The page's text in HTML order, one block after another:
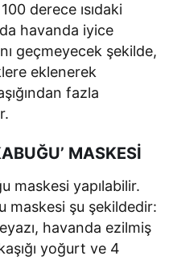
derece ısıdaki
havanda iyice
geçmeyecek şekilde,
eklenerek
fazla
MASKESİ
maskesi yapılabilir.
maskesi şu şekildedir:
havanda ezilmiş
yoğurt ve 4